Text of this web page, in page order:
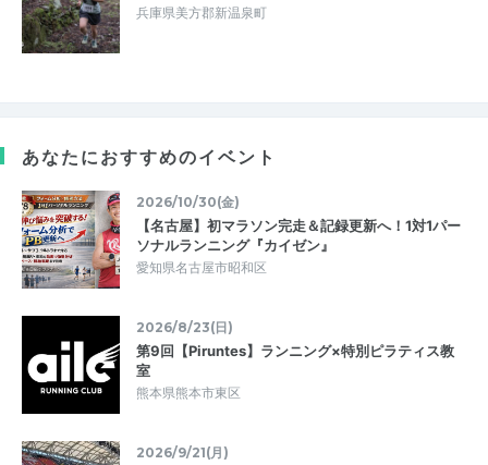
兵庫県美方郡新温泉町
あなたにおすすめのイベント
2026/10/30(金)
【名古屋】初マラソン完走＆記録更新へ！1対1パー
ソナルランニング『カイゼン』
愛知県名古屋市昭和区
2026/8/23(日)
第9回【Piruntes】ランニング×特別ピラティス教
室
熊本県熊本市東区
2026/9/21(月)